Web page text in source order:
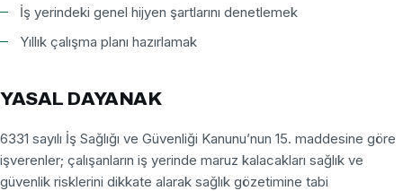
İş yerindeki genel hijyen şartlarını denetlemek
Yıllık çalışma planı hazırlamak
YASAL DAYANAK
6331 sayılı İş Sağlığı ve Güvenliği Kanunu’nun 15. maddesine göre
işverenler; çalışanların iş yerinde maruz kalacakları sağlık ve
güvenlik risklerini dikkate alarak sağlık gözetimine tabi